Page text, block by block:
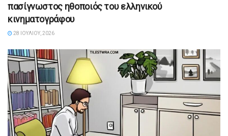
πασίγνωστος ηθοποιός του ελληνικού
κινηματογράφου
28 ΙΟΥΛΊΟΥ, 2026